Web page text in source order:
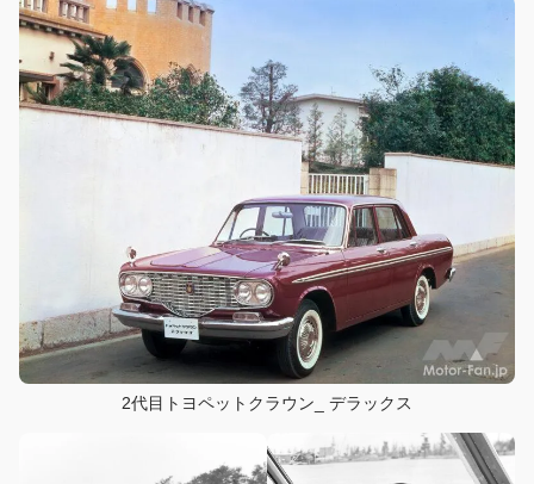
2代目トヨペットクラウン_ デラックス